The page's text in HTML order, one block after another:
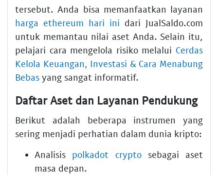
tersebut. Anda bisa memanfaatkan layanan
harga ethereum hari ini dari JualSaldo.com
untuk memantau nilai aset Anda. Selain itu,
pelajari cara mengelola risiko melalui Cerdas
Kelola Keuangan, Investasi & Cara Menabung
Bebas yang sangat informatif.
Daftar Aset dan Layanan Pendukung
Berikut adalah beberapa instrumen yang
sering menjadi perhatian dalam dunia kripto:
Analisis polkadot cryptosebagai aset
masa depan.